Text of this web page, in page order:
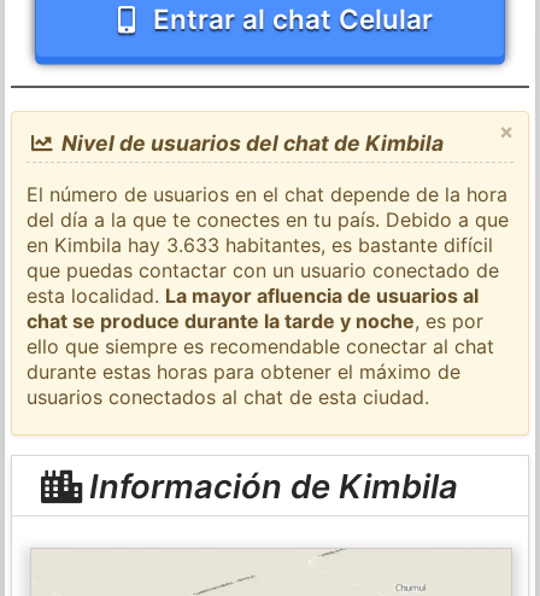
Entrar al chat Celular
×
Nivel de usuarios del chat de Kimbila
El número de usuarios en el chat depende de la hora
del día a la que te conectes en tu país. Debido a que
en Kimbila hay 3.633 habitantes, es bastante difícil
que puedas contactar con un usuario conectado de
esta localidad. La mayor afluencia de usuarios al
chat se produce durante la tarde y noche, es por
ello que siempre es recomendable conectar al chat
durante estas horas para obtener el máximo de
usuarios conectados al chat de esta ciudad.
Información de Kimbila